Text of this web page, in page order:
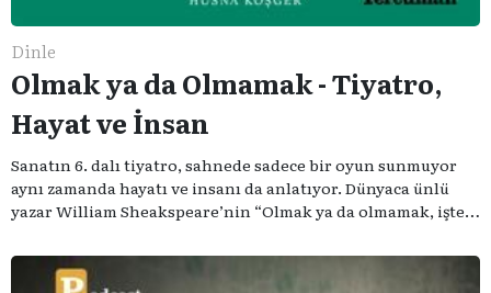
Dinle
Olmak ya da Olmamak - Tiyatro,
Hayat ve İnsan
Sanatın 6. dalı tiyatro, sahnede sadece bir oyun sunmuyor
aynı zamanda hayatı ve insanı da anlatıyor. Dünyaca ünlü
yazar William Sheakspeare’nin “Olmak ya da olmamak, işte
serimizde; tiyatroyu, alanının uzman isimleriyle
konuşuyoruz..